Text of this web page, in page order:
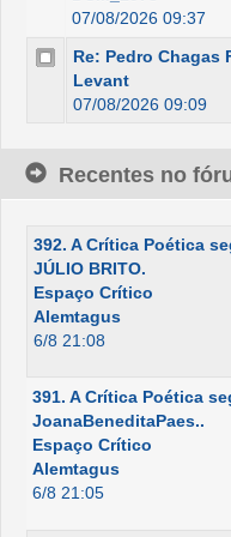
07/08/2026 09:37
Re: Pedro Chagas
Levant
07/08/2026 09:09
Recentes no
392. A Crítica Poética
JÚLIO BRITO.
Espaço Crítico
Alemtagus
6/8 21:08
391. A Crítica Poética
JoanaBeneditaPaes..
Espaço Crítico
Alemtagus
6/8 21:05